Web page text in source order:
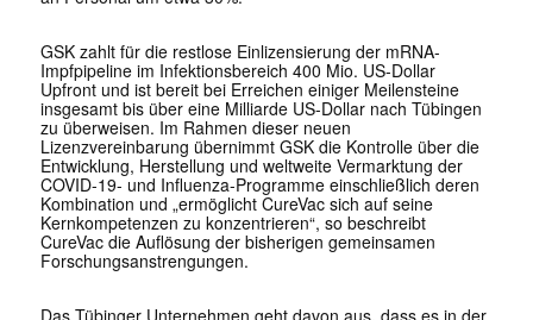
GSK zahlt für die restlose Einlizensierung der mRNA-
Impfpipeline im Infektionsbereich 400 Mio. US-Dollar
Upfront und ist bereit bei Erreichen einiger Meilensteine
insgesamt bis über eine Milliarde US-Dollar nach Tübingen
zu überweisen. Im Rahmen dieser neuen
Lizenzvereinbarung übernimmt GSK die Kontrolle über die
Entwicklung, Herstellung und weltweite Vermarktung der
COVID-19- und Influenza-Programme einschließlich deren
Kombination und „ermöglicht CureVac sich auf seine
Kernkompetenzen zu konzentrieren“, so beschreibt
CureVac die Auflösung der bisherigen gemeinsamen
Forschungsanstrengungen.